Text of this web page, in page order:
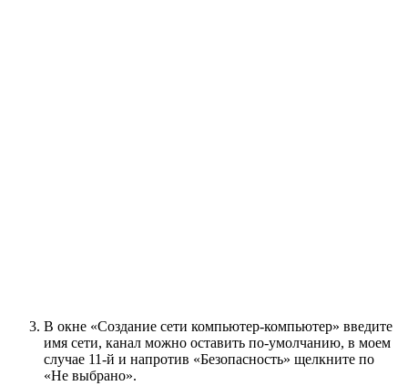
В окне «Создание сети компьютер-компьютер» введите
имя сети, канал можно оставить по-умолчанию, в моем
случае 11-й и напротив «Безопасность» щелкните по
«Не выбрано».